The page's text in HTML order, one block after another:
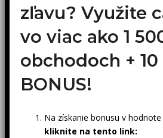
zľavu? Využite
vo viac ako 1
obchodoch +
BONUS!
Na získanie bonusu v
kliknite na tento link: